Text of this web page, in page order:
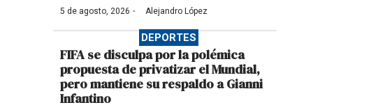
5 de agosto, 2026 · Alejandro López
DEPORTES
FIFA se disculpa por la polémica
propuesta de privatizar el Mundial,
pero mantiene su respaldo a Gianni
Infantino